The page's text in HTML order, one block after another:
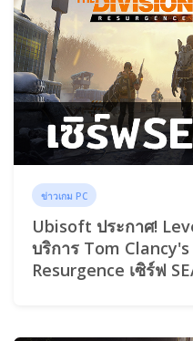
ข่าวเกม PC
Ubisoft ประกาศ!
บริการ Tom
Resurgence เซิร์ฟ